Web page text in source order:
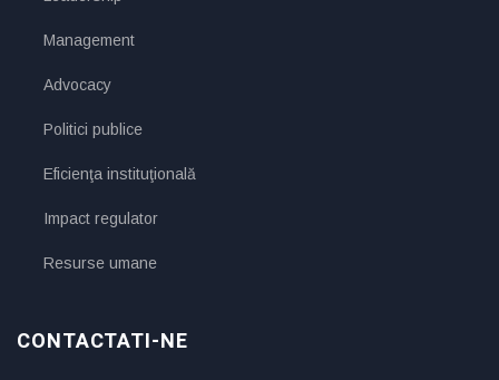
Management
Advocacy
Politici publice
Eficienţa instituţională
Impact regulator
Resurse umane
CONTACTATI-NE